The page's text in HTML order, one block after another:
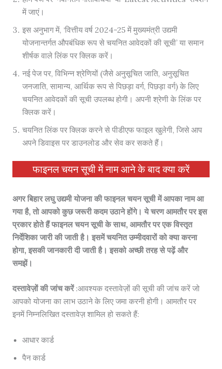
में जाएं।​
इस अनुभाग में, ‘वित्तीय वर्ष 2024-25 में मुख्यमंत्री उद्यमी
योजनान्तर्गत औपबंधिक रूप से चयनित आवेदकों की सूची’ या समान
शीर्षक वाले लिंक पर क्लिक करें।​
नई पेज पर, विभिन्न श्रेणियों (जैसे अनुसूचित जाति, अनुसूचित
जनजाति, सामान्य, आर्थिक रूप से पिछड़ा वर्ग, पिछड़ा वर्ग) के लिए
चयनित आवेदकों की सूची उपलब्ध होगी। अपनी श्रेणी के लिंक पर
क्लिक करें।​
चयनित लिंक पर क्लिक करने से पीडीएफ फाइल खुलेगी, जिसे आप
अपने डिवाइस पर डाउनलोड और सेव कर सकते हैं।
फाइनल चयन सूची में नाम आने के बाद क्या करें
अगर बिहार लघु उद्यमी योजना की फाइनल चयन सूची में आपका नाम आ
गया है, तो आपको कुछ जरूरी कदम उठाने होंगे। ये चरण आमतौर पर इस
प्रकार होते हैं फाइनल चयन सूची के साथ, आमतौर पर एक विस्तृत
निर्देशिका जारी की जाती है। इसमें चयनित उम्मीदवारों को क्या करना
होगा, इसकी जानकारी दी जाती है। इसको अच्छी तरह से पढ़ें और
समझें।
दस्तावेज़ों की जांच करें:आवश्यक दस्तावेज़ों की सूची की जांच करें जो
आपको योजना का लाभ उठाने के लिए जमा करनी होगी। आमतौर पर
इनमें निम्नलिखित दस्तावेज़ शामिल हो सकते हैं:
आधार कार्ड
पैन कार्ड